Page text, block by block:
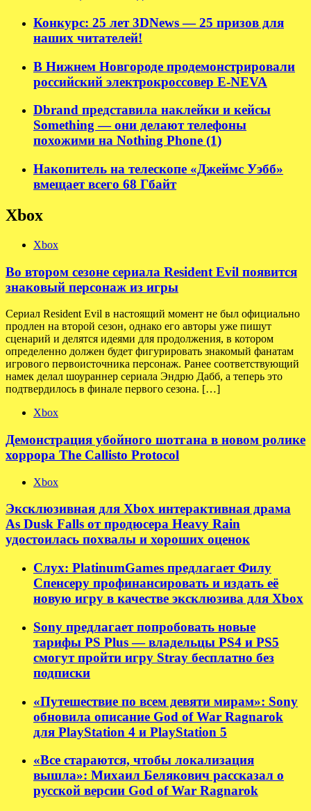
Конкурс: 25 лет 3DNews — 25 призов для
наших читателей!
В Нижнем Новгороде продемонстрировали
российский электрокроссовер E-NEVA
Dbrand представила наклейки и кейсы
Something — они делают телефоны
похожими на Nothing Phone (1)
Накопитель на телескопе «Джеймс Уэбб»
вмещает всего 68 Гбайт
Xbox
Xbox
Во втором сезоне сериала Resident Evil появится
знаковый персонаж из игры
Сериал Resident Evil в настоящий момент не был официально
продлен на второй сезон, однако его авторы уже пишут
сценарий и делятся идеями для продолжения, в котором
определенно должен будет фигурировать знакомый фанатам
игрового первоисточника персонаж. Ранее соответствующий
намек делал шоураннер сериала Эндрю Дабб, а теперь это
подтвердилось в финале первого сезона. […]
Xbox
Демонстрация убойного шотгана в новом ролике
хоррора The Callisto Protocol
Xbox
Эксклюзивная для Xbox интерактивная драма
As Dusk Falls от продюсера Heavy Rain
удостоилась похвалы и хороших оценок
Слух: PlatinumGames предлагает Филу
Спенсеру профинансировать и издать её
новую игру в качестве эксклюзива для Xbox
Sony предлагает попробовать новые
тарифы PS Plus — владельцы PS4 и PS5
смогут пройти игру Stray бесплатно без
подписки
«Путешествие по всем девяти мирам»: Sony
обновила описание God of War Ragnarok
для PlayStation 4 и PlayStation 5
«Все стараются, чтобы локализация
вышла»: Михаил Белякович рассказал о
русской версии God of War Ragnarok